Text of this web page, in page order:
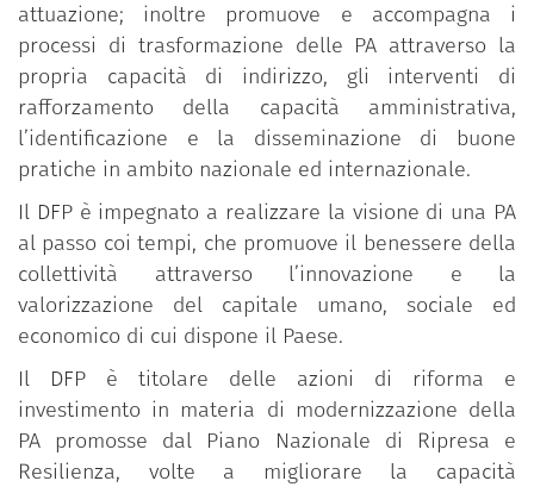
attuazione; inoltre promuove e accompagna i
processi di trasformazione delle PA attraverso la
propria capacità di indirizzo, gli interventi di
rafforzamento della capacità amministrativa,
l’identificazione e la disseminazione di buone
pratiche in ambito nazionale ed internazionale.
Il DFP è impegnato a realizzare la visione di una PA
al passo coi tempi, che promuove il benessere della
collettività attraverso l’innovazione e la
valorizzazione del capitale umano, sociale ed
economico di cui dispone il Paese.
Il DFP è titolare delle azioni di riforma e
investimento in materia di modernizzazione della
PA promosse dal Piano Nazionale di Ripresa e
Resilienza, volte a migliorare la capacità